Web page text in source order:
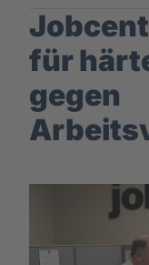
für
gegen